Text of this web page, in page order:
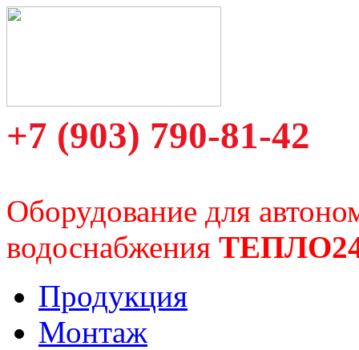
+7 (903) 790-81-42
Оборудование для
водоснабжения
Продукция
Монтаж